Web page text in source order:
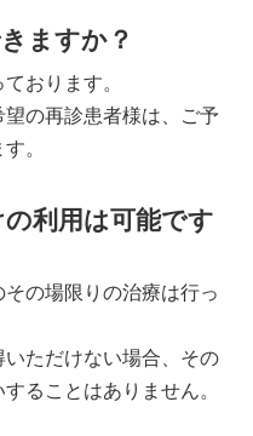
ますか？
おります。
の再診患者様は、ご予
。
利用は可能です
の場限りの治療は行っ
ただけない場合、その
ることはありません。